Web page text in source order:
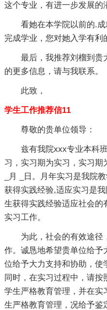
这个专业，有进一步发展的
看她在本学院以前的.
完成学业，您对她入学有利
最后，我推荐刘榴到贵
的更多信息，请与我联系。
此致，
学生工作推荐信11
尊敬的贵单位领导：
兹有我院xxx专业本科
习，实习期为实习，实习期
_月 _日。月年实习是我院
获得实践经验,适应实习是
生获得实践经验适应社会的
实习工作。
为此，社会的有效途径
作。诚恳地希望贵单位给予
位给予大力支持和协助，使
同时，在实习过程中，请
学生严格教育管理，并在实
生严格教育管理，况给予鉴